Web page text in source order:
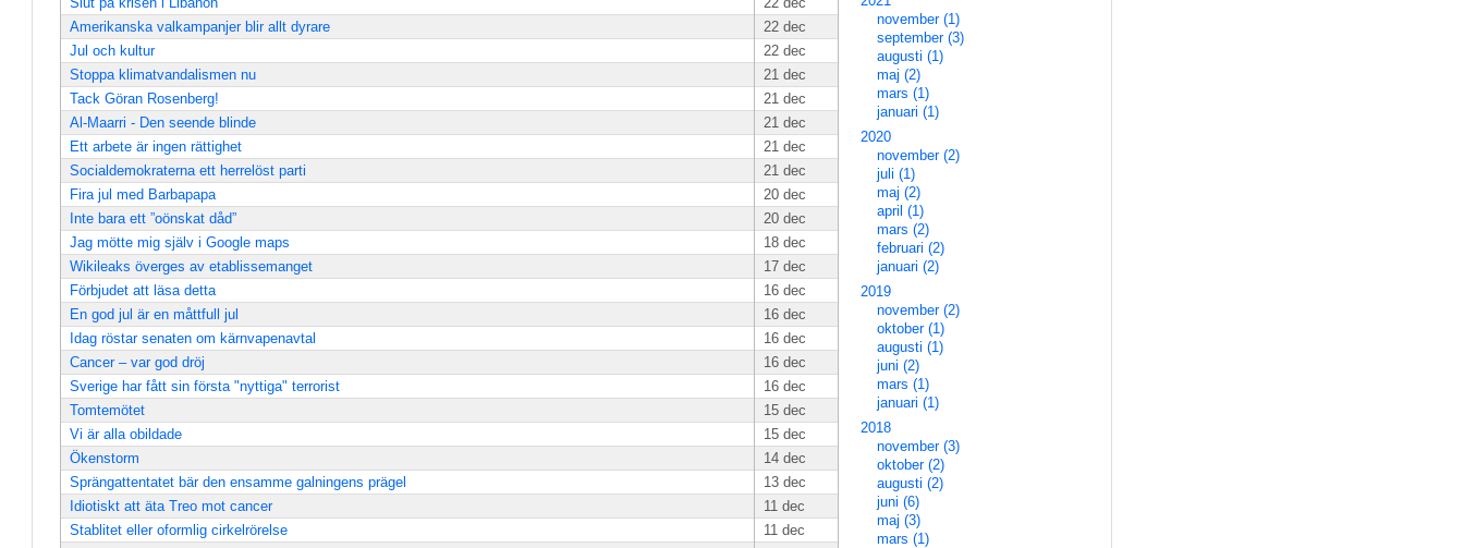
Amerikanska valkampanjer blir allt dyrare
22 dec
Jul och kultur
22 dec
Stoppa klimatvandalismen nu
21 dec
Tack Göran Rosenberg!
21 dec
Al-Maarri - Den seende blinde
21 dec
Ett arbete är ingen rättighet
21 dec
Socialdemokraterna ett herrelöst parti
21 dec
Fira jul med Barbapapa
20 dec
Inte bara ett ”oönskat dåd”
20 dec
Jag mötte mig själv i Google maps
18 dec
Wikileaks överges av etablissemanget
17 dec
Förbjudet att läsa detta
16 dec
En god jul är en måttfull jul
16 dec
Idag röstar senaten om kärnvapenavtal
16 dec
Cancer – var god dröj
16 dec
Sverige har fått sin första "nyttiga" terrorist
16 dec
Tomtemötet
15 dec
Vi är alla obildade
15 dec
Ökenstorm
14 dec
Sprängattentatet bär den ensamme galningens prägel
13 dec
Idiotiskt att äta Treo mot cancer
11 dec
Stablitet eller oformlig cirkelrörelse
11 dec
november (1)
september (3)
augusti (1)
maj (2)
mars (1)
januari (1)
2020
november (2)
juli (1)
maj (2)
april (1)
mars (2)
februari (2)
januari (2)
2019
november (2)
oktober (1)
augusti (1)
juni (2)
mars (1)
januari (1)
2018
november (3)
oktober (2)
augusti (2)
juni (6)
maj (3)
mars (1)